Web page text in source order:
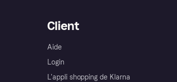
Client
Aide
Login
L'appli shopping de Klarna